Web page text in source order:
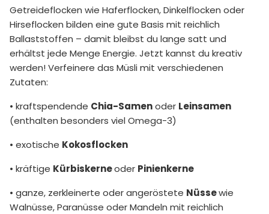
Getreideflocken wie Haferflocken, Dinkelflocken oder
Hirseflocken bilden eine gute Basis mit reichlich
Ballaststoffen – damit bleibst du lange satt und
erhältst jede Menge Energie. Jetzt kannst du kreativ
werden! Verfeinere das Müsli mit verschiedenen
Zutaten:
• kraftspendende Chia-Samenoder Leinsamen
(enthalten besonders viel Omega-3)
• exotische Kokosflocken
• kräftige Kürbiskerneoder Pinienkerne
• ganze, zerkleinerte oder angeröstete Nüssewie
Walnüsse, Paranüsse oder Mandeln mit reichlich